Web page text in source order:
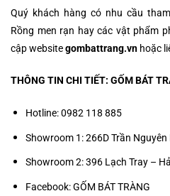
Quý khách hàng có nhu cầu
Rồng men rạn hay các vật phẩm
cập websitegombattrang.vn hoặc
THÔNG TIN CHI TIẾT: GỐM BÁT
Hotline: 0982 118 885
Showroom 1: 266D Trần
Showroom 2: 396 Lạch Tray –
Facebook: GỐM BÁT TRÀNG